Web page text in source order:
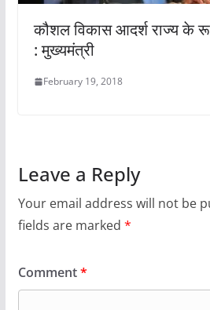
कौशल विकास आदर्श राज्य के
: मुख्यमंत्री
February 19, 2018
Leave a Reply
Your email address will not be
fields are marked *
Comment*